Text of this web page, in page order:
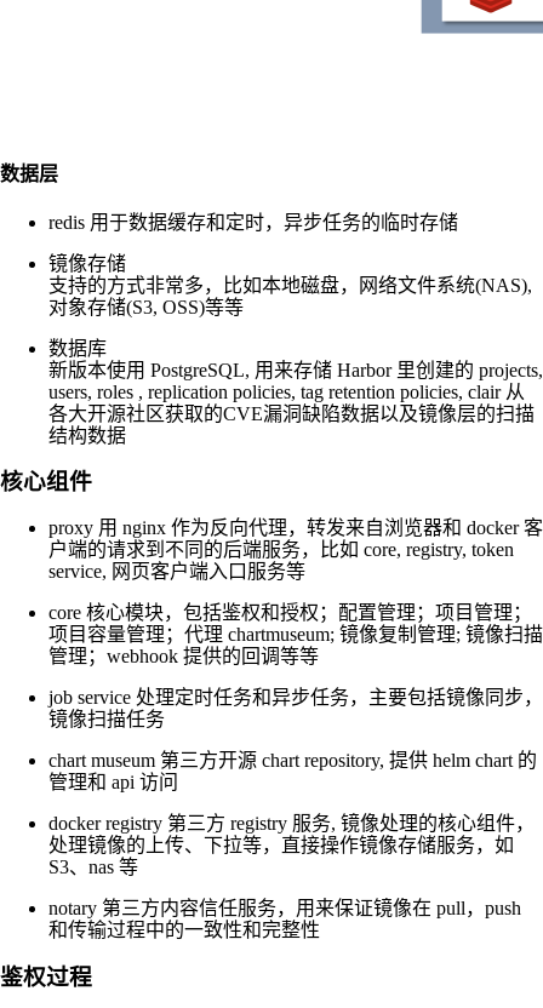
数据层
redis 用于数据缓存和定时，异步任务的临时存储
镜像存储
支持的方式非常多，比如本地磁盘，网络文件系统(NAS),
对象存储(S3, OSS)等等
数据库
新版本使用 PostgreSQL, 用来存储 Harbor 里创建的 projects,
users, roles , replication policies, tag retention policies, clair 从
各大开源社区获取的CVE漏洞缺陷数据以及镜像层的扫描
结构数据
核心组件
proxy 用 nginx 作为反向代理，转发来自浏览器和 docker 客
户端的请求到不同的后端服务，比如 core, registry, token
service, 网页客户端入口服务等
core 核心模块，包括鉴权和授权；配置管理；项目管理；
项目容量管理；代理 chartmuseum; 镜像复制管理; 镜像扫描
管理；webhook 提供的回调等等
job service 处理定时任务和异步任务，主要包括镜像同步，
镜像扫描任务
chart museum 第三方开源 chart repository, 提供 helm chart 的
管理和 api 访问
docker registry 第三方 registry 服务, 镜像处理的核心组件，
处理镜像的上传、下拉等，直接操作镜像存储服务，如
S3、nas 等
notary 第三方内容信任服务，用来保证镜像在 pull，push
和传输过程中的一致性和完整性
鉴权过程